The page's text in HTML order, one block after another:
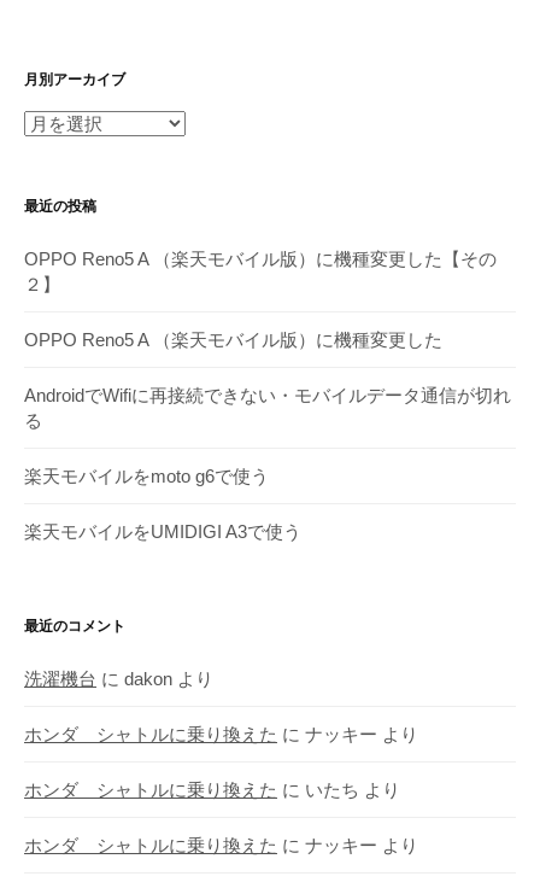
月別アーカイブ
月
ー
イ
ブ
最近の投稿
OPPO Reno5 A （楽天モバイル版）に機種変更した【その
２】
OPPO Reno5 A （楽天モバイル版）に機種変更した
AndroidでWifiに再接続できない・モバイルデータ通信が切れ
る
楽天モバイルをmoto g6で使う
楽天モバイルをUMIDIGI A3で使う
最近のコメント
洗濯機台 に dakon より
ホンダ シャトルに乗り換えた に ナッキー より
ホンダ シャトルに乗り換えた に いたち より
ホンダ シャトルに乗り換えた に ナッキー より